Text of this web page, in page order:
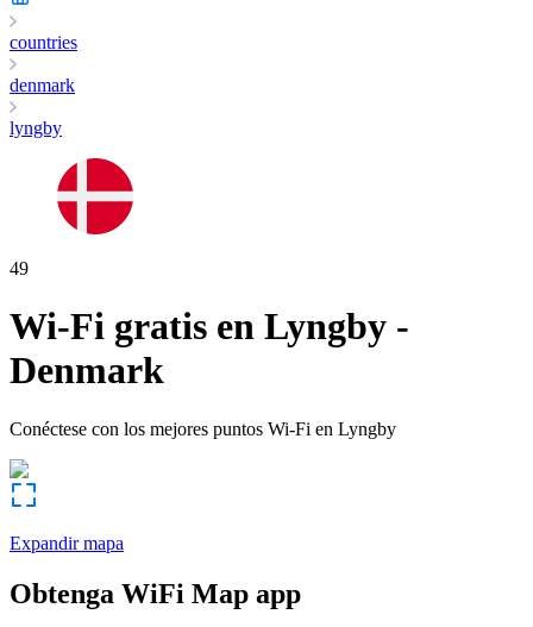
countries
denmark
lyngby
49
Wi-Fi gratis en Lyngby -
Denmark
Conéctese con los mejores puntos Wi-Fi en Lyngby
Expandir mapa
Obtenga WiFi Map app